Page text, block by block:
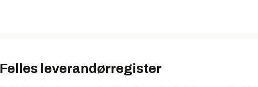
Felles leverandørregister